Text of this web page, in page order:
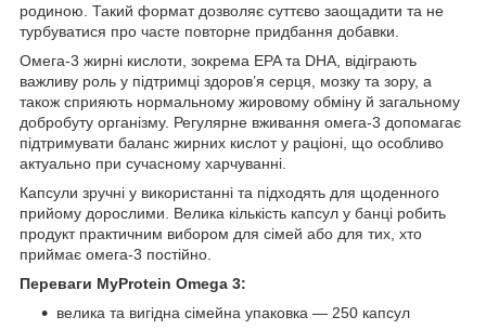
родиною. Такий формат дозволяє суттєво заощадити та не
турбуватися про часте повторне придбання добавки.
Омега-3 жирні кислоти, зокрема EPA та DHA, відіграють
важливу роль у підтримці здоров’я серця, мозку та зору, а
також сприяють нормальному жировому обміну й загальному
добробуту організму. Регулярне вживання омега-3 допомагає
підтримувати баланс жирних кислот у раціоні, що особливо
актуально при сучасному харчуванні.
Капсули зручні у використанні та підходять для щоденного
прийому дорослими. Велика кількість капсул у банці робить
продукт практичним вибором для сімей або для тих, хто
приймає омега-3 постійно.
Переваги MyProtein Omega 3:
велика та вигідна сімейна упаковка — 250 капсул